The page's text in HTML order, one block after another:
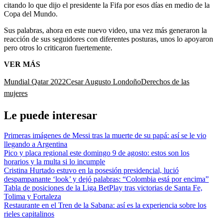
citando lo que dijo el presidente la Fifa por esos días en medio de la
Copa del Mundo.
Sus palabras, ahora en este nuevo video, una vez más generaron la
reacción de sus seguidores con diferentes posturas, unos lo apoyaron
pero otros lo criticaron fuertemente.
VER MÁS
Mundial Qatar 2022Cesar Augusto LondoñoDerechos de las
mujeres
Le puede interesar
Primeras imágenes de Messi tras la muerte de su papá: así se le vio
llegando a Argentina
Pico y placa regional este domingo 9 de agosto: estos son los
horarios y la multa si lo incumple
Cristina Hurtado estuvo en la posesión presidencial, lució
despampanante ‘look’ y dejó palabras: “Colombia está por encima”
Tabla de posiciones de la Liga BetPlay tras victorias de Santa Fe,
Tolima y Fortaleza
Restaurante en el Tren de la Sabana: así es la experiencia sobre los
rieles capitalinos